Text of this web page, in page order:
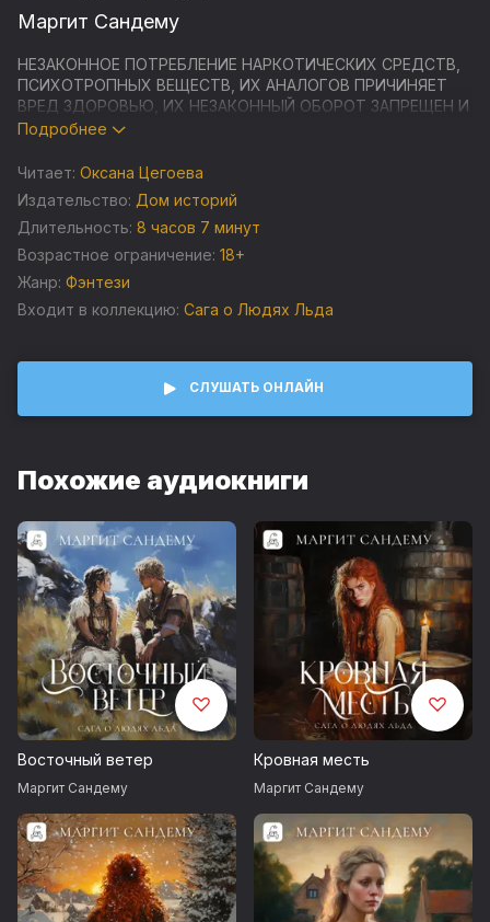
Маргит Сандему
НЕЗАКОННОЕ ПОТРЕБЛЕНИЕ НАРКОТИЧЕСКИХ СРЕДСТВ,
ПСИХОТРОПНЫХ ВЕЩЕСТВ, ИХ АНАЛОГОВ ПРИЧИНЯЕТ
ВРЕД ЗДОРОВЬЮ, ИХ НЕЗАКОННЫЙ ОБОРОТ ЗАПРЕЩЕН И
ВЛЕЧЕТ УСТАНОВЛЕННУЮ ЗАКОНОДАТЕЛЬСТВОМ
Тристан Паладин, сын Джессики и Танкреда Паладинов,
был самым настоящим рыцарем скорби и несчастным
человеком. Пока не встретил Хильдегард, страдающую
от опасной болезни принцессу, над которой издевался
муж, и ее дочь Марину.
Во дворце, в окружении знати, Тристан узнал о злом
Подробнее
Читает: Оксана Цегоева
Издательство: Дом историй
Длительность: 8 часов 7 минут
Возрастное ограничение: 18+
Жанр: Фэнтези
Входит в коллекцию: Сага о Людях Льда
СЛУШАТЬ ОНЛАЙН
Похожие аудиокниги
Восточный ветер
Маргит Сандему
Кровная месть
Маргит Сандему